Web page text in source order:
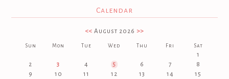
Calendar
<< August 2026 >>
Sun Mon Tue Wed Thu Fri Sat
1
2
3 4 5 6 7
8
9
10 11 12 13 14
15